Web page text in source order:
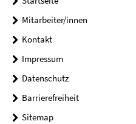
Mitarbeiter/innen
Kontakt
Impressum
Datenschutz
Barrierefreiheit
Sitemap